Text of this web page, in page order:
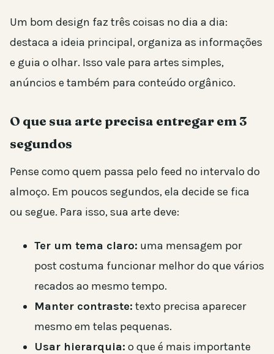
Um bom design faz três coisas no dia a dia:
destaca a ideia principal, organiza as informações
e guia o olhar. Isso vale para artes simples,
anúncios e também para conteúdo orgânico.
O que sua arte precisa entregar em 3
segundos
Pense como quem passa pelo feed no intervalo do
almoço. Em poucos segundos, ela decide se fica
ou segue. Para isso, sua arte deve:
Ter um tema claro: uma mensagem por
post costuma funcionar melhor do que vários
recados ao mesmo tempo.
Manter contraste: texto precisa aparecer
mesmo em telas pequenas.
Usar hierarquia: o que é mais importante